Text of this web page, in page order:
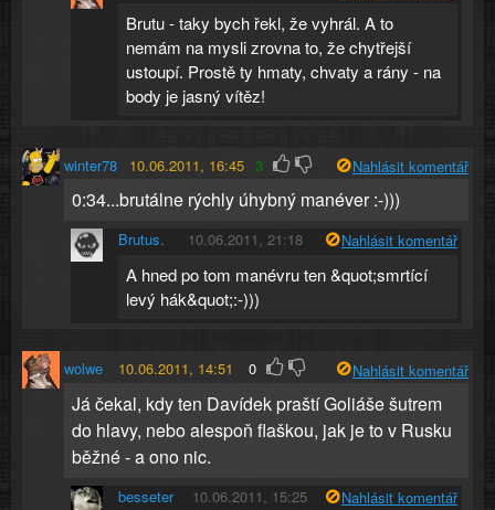
Brutu - taky bych řekl, že vyhrál. A to
nemám na mysli zrovna to, že chytřejší
ustoupí. Prostě ty hmaty, chvaty a rány - na
body je jasný vítěz!
winter78 10.06.2011, 16:45 3 Nahlásit komentář
0:34...brutálne rýchly úhybný manéver :-)))
Brutus. 10.06.2011, 21:18 Nahlásit komentář
A hned po tom manévru ten &quot;smrtící
levý hák&quot;:-)))
wolwe 10.06.2011, 14:51 0 Nahlásit komentář
Já čekal, kdy ten Davídek praští Goliáše šutrem
do hlavy, nebo alespoň flaškou, jak je to v Rusku
běžné - a ono nic.
besseter 10.06.2011, 15:25 Nahlásit komentář